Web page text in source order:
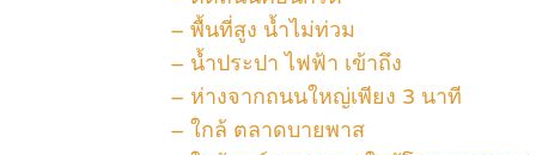
– พื้นที่สูง น้ำไม่ท่วม
– น้ำประปา ไฟฟ้า เข้าถึง
– ห่างจากถนนใหญ่เพียง 3 นาที
– ใกล้ ตลาดบายพาส